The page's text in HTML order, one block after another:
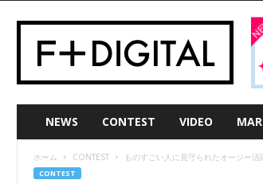
NEWS CONTEST VIDEO
ホーム CONTEST ものすごい人に見守られたオージー活
CONTEST